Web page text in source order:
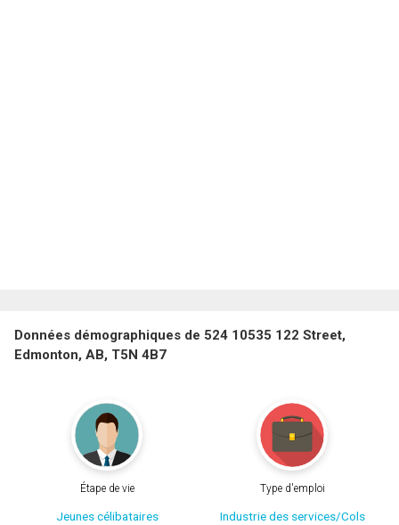
Données démographiques de 524 10535 122 Street,
Edmonton, AB, T5N 4B7
Étape de vie
Jeunes célibataires
Type d'emploi
Industrie des services/Cols